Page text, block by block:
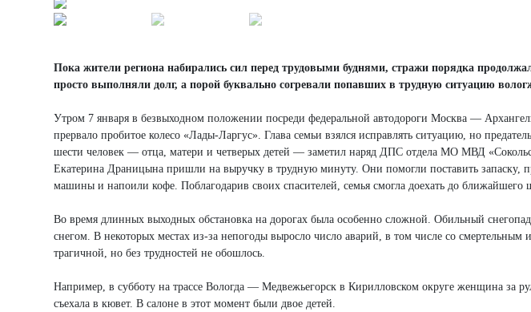
Пока жители региона набирались сил перед трудовыми буднями, стражи порядка
просто выполняли долг, а порой буквально согревали попавших в трудную ситуацию
Утром 7 января в безвыходном положении посреди федеральной автодороги Москва —
прервало пробитое колесо «Лады-Ларгус». Глава семьи взялся исправлять ситуацию, но
шести человек — отца, матери и четверых детей — заметил наряд ДПС отдела МО МВД
Екатерина Драницына пришли на выручку в трудную минуту. Они помогли поставить запаску,
машины и напоили кофе. Поблагодарив своих спасителей, семья смогла доехать до ближайшего
Во время длинных выходных обстановка на дорогах была особенно сложной. Обильный
снегом. В некоторых местах из-за непогоды выросло число аварий, в том числе со смертельным
трагичной, но без трудностей не обошлось.
Например, в субботу на трассе Вологда — Медвежьегорск в Кирилловском округе женщина за
съехала в кювет. В салоне в этот момент были двое детей.